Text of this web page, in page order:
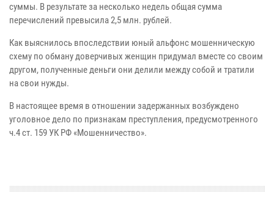
суммы. В результате за несколько недель общая сумма
перечислений превысила 2,5 млн. рублей.
Как выяснилось впоследствии юный альфонс мошенническую
схему по обману доверчивых женщин придумал вместе со своим
другом, полученные деньги они делили между собой и тратили
на свои нужды.
В настоящее время в отношении задержанных возбуждено
уголовное дело по признакам преступления, предусмотренного
ч.4 ст. 159 УК РФ «Мошенничество».